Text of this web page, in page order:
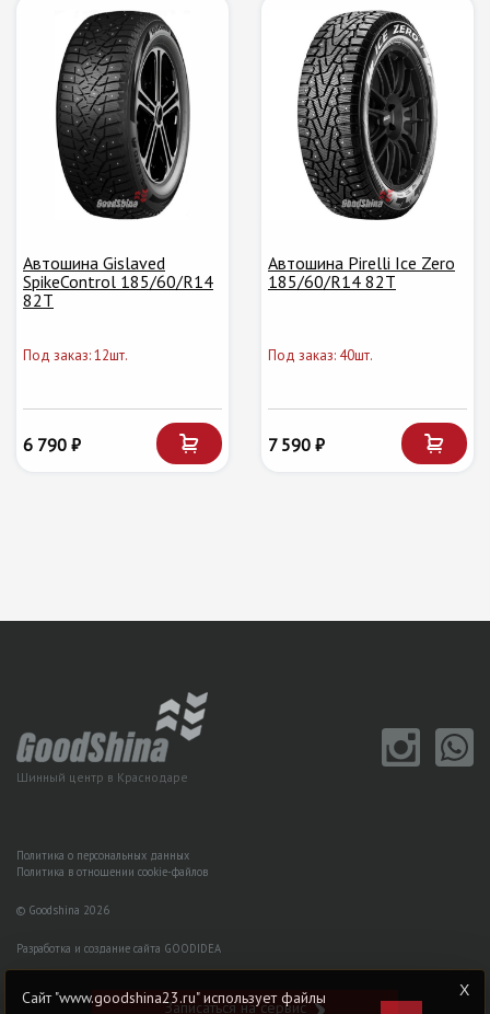
Автошина Gislaved
SpikeControl 185/60/R14
82T
Под заказ: 12шт.
6 790 ₽
Автошина Pirelli Ice Zero
185/60/R14 82T
Под заказ: 40шт.
7 590 ₽
Шинный центр в Краснодаре
Политика о персональных данных
Политика в отношении cookie-файлов
© Goodshina 2026
Разработка и создание сайта GOODIDEA
Записаться на сервис
Сайт "www.goodshina23.ru" использует файлы